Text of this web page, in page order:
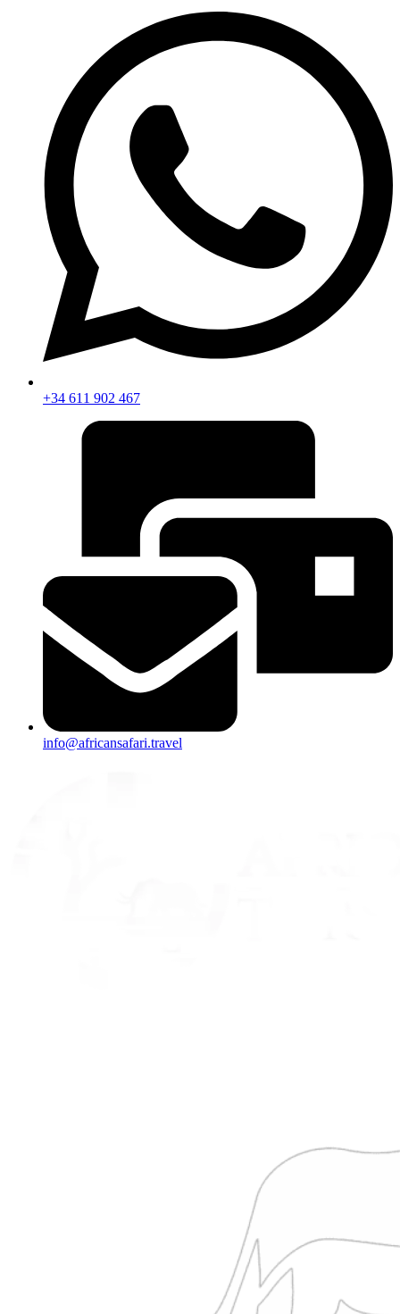
+34 611 902 467
info@africansafari.travel